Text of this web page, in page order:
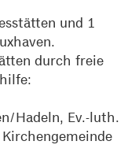
und 1
durch freie
Hadeln, Ev.-luth.